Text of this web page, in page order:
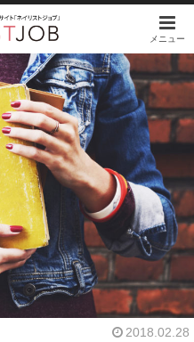
メニュー
2018.02.28